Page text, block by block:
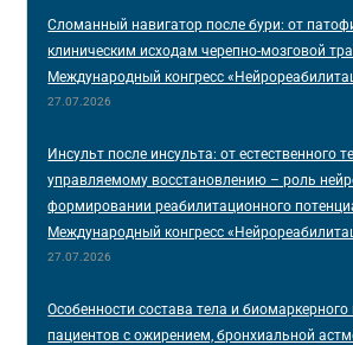
Сломанный навигатор после бури: от
клиническим исходам черепно-мозговой
Международный конгресс
27.07.2026
Инсульт после инсульта: от естественного
управляемому восстановлению – роль
формировании реабилитационного
Международный конгресс
27.07.2026
Особенности состава тела и
пациентов с ожирением, бронхиальной